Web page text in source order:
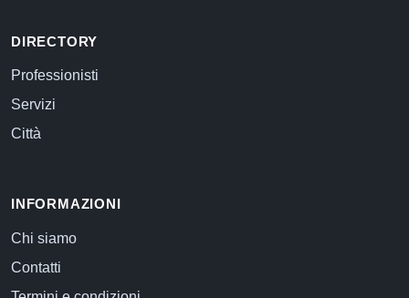
DIRECTORY
Professionisti
Servizi
Città
INFORMAZIONI
Chi siamo
Contatti